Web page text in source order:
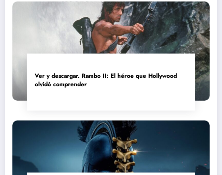
Ver y descargar. Rambo II: El héroe que Hollywood
olvidó comprender